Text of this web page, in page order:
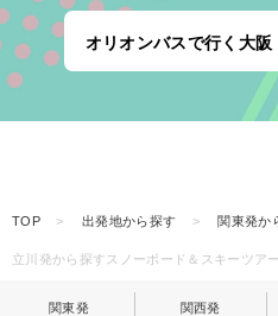
オリオンバスで行く大阪
TOP 出発地から探す 関東発か
立川発から探すスノーボード＆スキーツアー
関東発 関西発